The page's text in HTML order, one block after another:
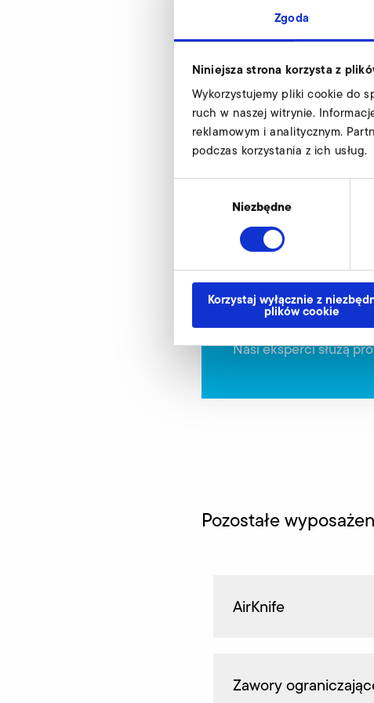
Zgoda
Niniejsza strona korzysta z
Wykorzystujemy pliki cookie do
ruch w naszej witrynie.
reklamowym i analitycznym.
podczas korzystania z ich usług.
Niezbędne
Korzystaj wyłącznie z
plików cookie
SD 4n FU/FUK
d
d1
Numer materiału
Kołnierz do
Nasi eksperci służą
Pozostałe
AirKnife
Zawory